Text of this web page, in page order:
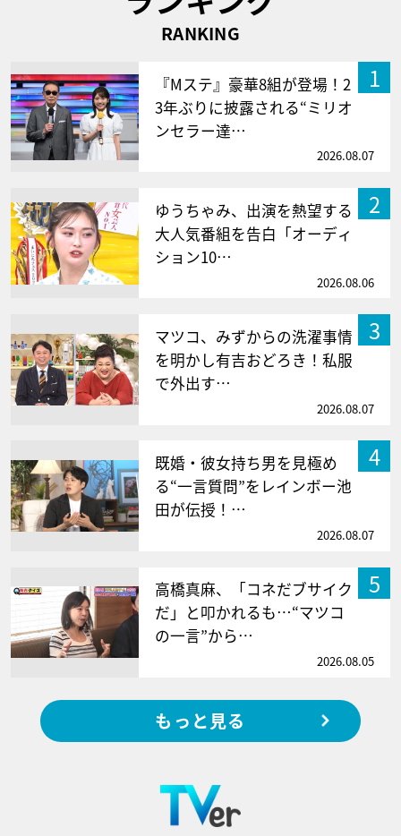
RANKING
1
『Mステ』豪華8組が登場！2
3年ぶりに披露される“ミリオ
ンセラー達…
2026.08.07
2
ゆうちゃみ、出演を熱望する
大人気番組を告白「オーディ
ション10…
2026.08.06
3
マツコ、みずからの洗濯事情
を明かし有吉おどろき！私服
で外出す…
2026.08.07
4
既婚・彼女持ち男を見極め
る“一言質問”をレインボー池
田が伝授！…
2026.08.07
5
高橋真麻、「コネだブサイク
だ」と叩かれるも…“マツコ
の一言”から…
2026.08.05
もっと見る